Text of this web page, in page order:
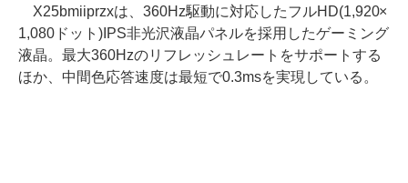
X25bmiiprzxは、360Hz駆動に対応したフルHD(1,920×
1,080ドット)IPS非光沢液晶パネルを採用したゲーミング
液晶。最大360Hzのリフレッシュレートをサポートする
ほか、中間色応答速度は最短で0.3msを実現している。